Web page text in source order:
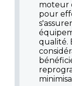
moteur
pour
qualité.